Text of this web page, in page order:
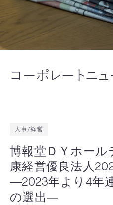
コーポレートニュ
人事/経営
博報堂ＤＹホール
康経営優良法人
―2023年より4年
の選出―